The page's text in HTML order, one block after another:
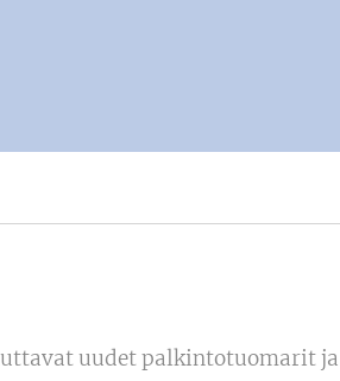
uudet palkintotuomarit ja